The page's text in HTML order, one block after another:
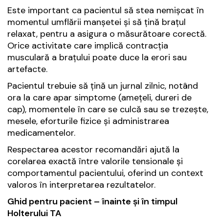
Este important ca pacientul să stea nemișcat în
momentul umflării manșetei și să țină brațul
relaxat, pentru a asigura o măsurătoare corectă.
Orice activitate care implică contracția
musculară a brațului poate duce la erori sau
artefacte.
Pacientul trebuie să țină un jurnal zilnic, notând
ora la care apar simptome (amețeli, dureri de
cap), momentele în care se culcă sau se trezește,
mesele, eforturile fizice și administrarea
medicamentelor.
Respectarea acestor recomandări ajută la
corelarea exactă între valorile tensionale și
comportamentul pacientului, oferind un context
valoros în interpretarea rezultatelor.
Ghid pentru pacient – înainte și în timpul
Holterului TA